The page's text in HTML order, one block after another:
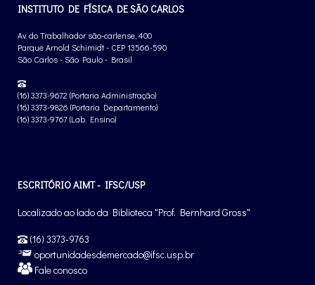
INSTITUTO DE FÍSICA DE SÃO CARLOS
Av. do Trabalhador são-carlense, 400
Parque Arnold Schimidt - CEP 13566-590
São Carlos - São Paulo - Brasil
(16) 3373-9672 (Portaria Administração)
(16) 3373-9826 (Portaria Departamento)
(16) 3373-9767 (Lab. Ensino)
ESCRITÓRIO AIMT - IFSC/USP
Localizado ao lado da Biblioteca "Prof. Bernhard Gross"
(16) 3373-9763
oportunidadesdemercado@ifsc.usp.br
Fale conosco